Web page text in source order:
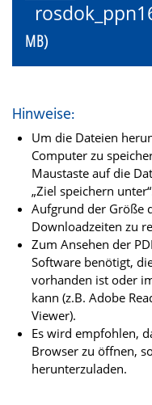
MB)
Hinweise:
Um die Dateien
Computer zu
Maustaste auf die
„Ziel speichern
Aufgrund der Größe
Downloadzeiten zu
Zum Ansehen der
Software benötigt,
vorhanden ist oder
kann (z.B. Adobe
Viewer).
Es wird empfohlen,
Browser zu öffnen,
herunterzuladen.